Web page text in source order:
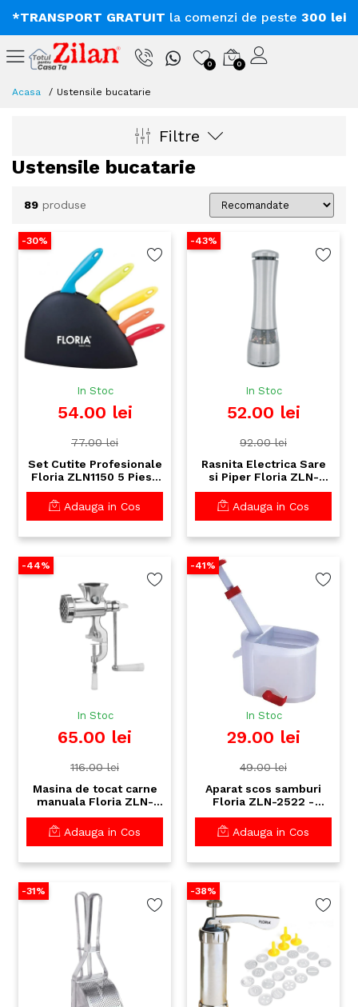
*TRANSPORT GRATUIT la comenzi de peste 300 lei
0 0
Acasa Ustensile bucatarie
Filtre
Ustensile bucatarie
89 produse
-30%
In Stoc
54.00 lei
77.00 lei
Set Cutite Profesionale
Floria ZLN1150 5 Piese
cu Suport - Otel
Inoxidabil Premium
Adauga in Cos
-43%
In Stoc
52.00 lei
92.00 lei
Rasnita Electrica Sare
si Piper Floria ZLN-
2508 - Inox Premium,
6x AAA, 21cm
Adauga in Cos
-44%
In Stoc
65.00 lei
116.00 lei
Masina de tocat carne
manuala Floria ZLN-
2553 - Aluminiu
rezistent, Pentru carne,
legume si fructe
Adauga in Cos
-41%
In Stoc
29.00 lei
49.00 lei
Aparat scos samburi
Floria ZLN-2522 -
extractor manual cirese
visine cu ventuza fixare
Adauga in Cos
-31% -38%